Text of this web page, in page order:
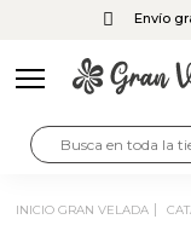
Envío
INICIO GRAN VELADA